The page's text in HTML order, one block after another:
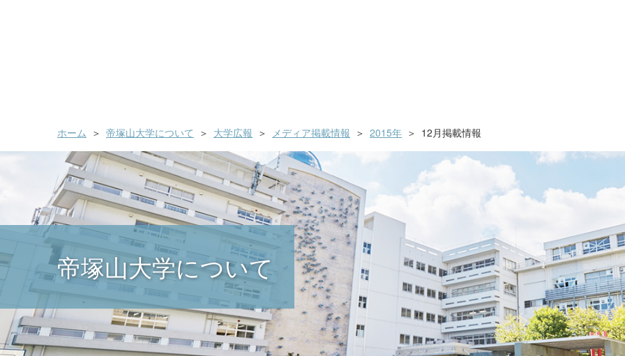
ホーム 帝塚山大学について 大学広報 メディア掲載情報 2015年 12月掲載情報
帝塚山大学について